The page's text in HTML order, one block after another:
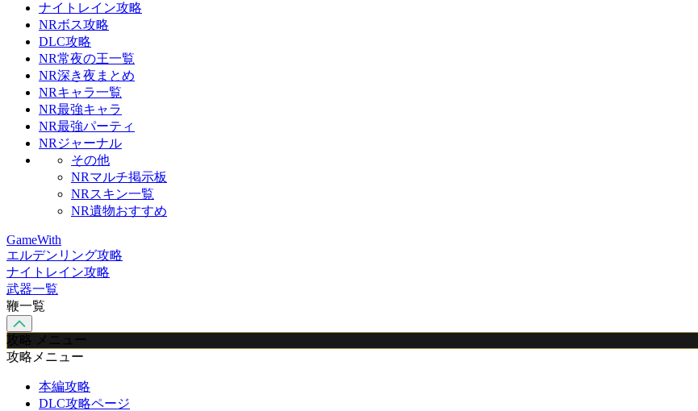
ナイトレイン攻略
NRボス攻略
DLC攻略
NR常夜の王一覧
NR深き夜まとめ
NRキャラ一覧
NR最強キャラ
NR最強パーティ
NRジャーナル
その他
NRマルチ掲示板
NRスキン一覧
NR遺物おすすめ
GameWith
エルデンリング攻略
ナイトレイン攻略
武器一覧
鞭一覧
攻略 メニュー
攻略メニュー
本編攻略
DLC攻略ページ